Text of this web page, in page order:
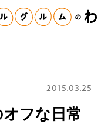
フな日常
2015.03.25